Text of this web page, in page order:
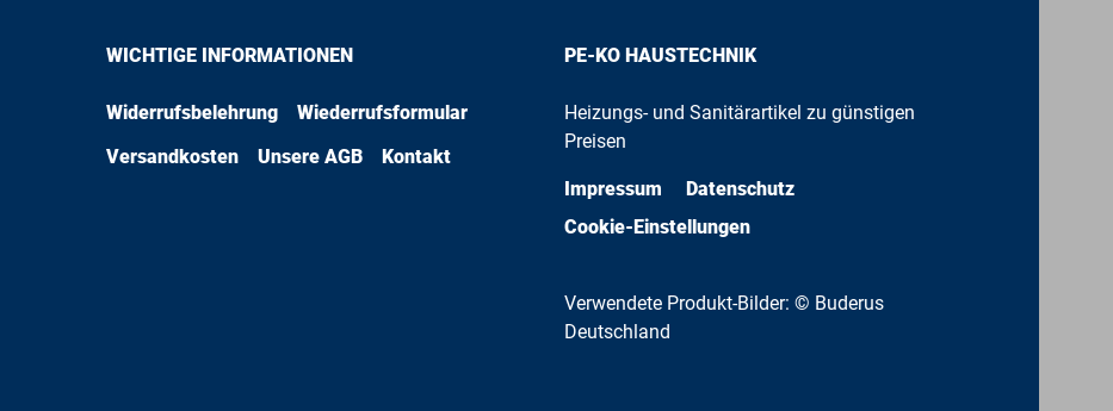
WICHTIGE INFORMATIONEN
Widerrufsbelehrung
Wiederrufsformular
Versandkosten
Unsere AGB Kontakt
PE-KO HAUSTECHNIK
Heizungs- und Sanitärartikel zu günstigen
Preisen
Impressum
Datenschutz
Cookie-Einstellungen
Verwendete Produkt-Bilder: © Buderus
Deutschland